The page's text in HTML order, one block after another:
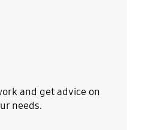
and get advice on
needs.